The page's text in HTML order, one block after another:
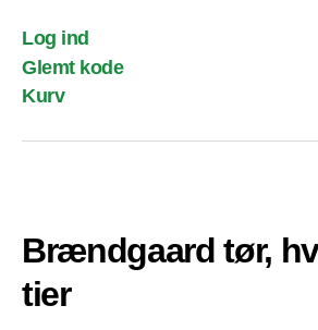
Log ind
Glemt kode
Kurv
Brændgaard tør,
tier